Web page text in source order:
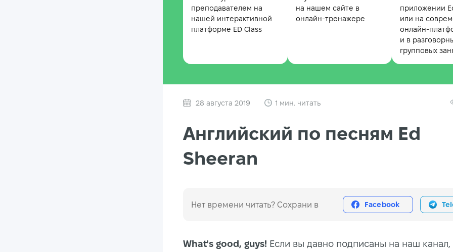
преподавателем на
нашей интерактивной
платформе ED Class
на нашем сайте в
онлайн-тренажере
приложении
или на
онлайн-
и в
групповых
28 августа 2019 1 мин. читать
Английский по песням Ed
Sheeran
Нет времени читать? Сохрани в Facebook
What's good, guys! Если вы давно подписаны на наш канал,